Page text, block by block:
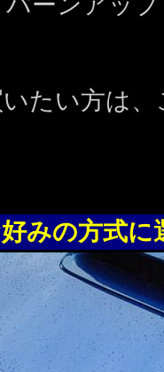
たい方は、
みの方式に